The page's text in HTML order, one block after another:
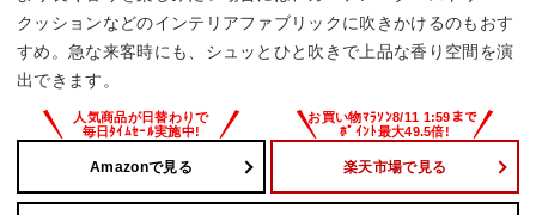
クッションなどのインテリアファブリックに吹きかけるのもおす
すめ。急な来客時にも、シュッとひと吹きで上品な香り空間を演
出できます。
Amazonで見る 楽天市場で見る